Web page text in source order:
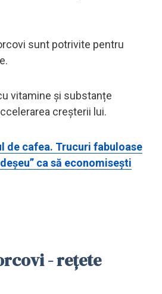
sunt potrivite pentru
vitamine și substanțe
creșterii lui.
de cafea. Trucuri fabuloase
ca să economisești
- rețete